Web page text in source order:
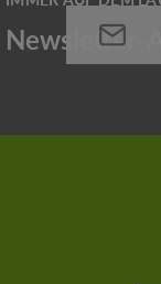
Pflichtfelder.